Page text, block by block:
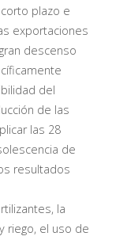
plazo e
exportaciones
descenso
del
de las
las 28
de
resultados
la
riego, el uso de